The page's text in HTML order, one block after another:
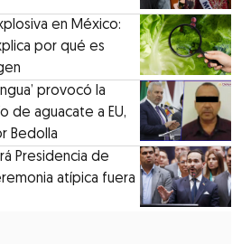
en México:
por qué es
provocó la
de aguacate a EU,
Bedolla
Presidencia de
atípica fuera